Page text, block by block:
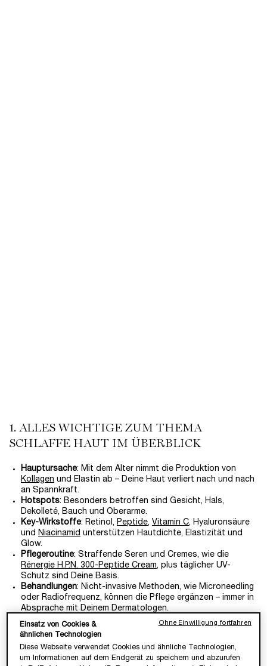
LOADING ...
1. ALLES WICHTIGE ZUM THEMA
SCHLAFFE HAUT IM ÜBERBLICK
Hauptursache: Mit dem Alter nimmt die Produktion von
Kollagen und Elastin ab – Deine Haut verliert nach und nach
an Spannkraft.
Hotspots: Besonders betroffen sind Gesicht, Hals,
Dekolleté, Bauch und Oberarme.
Key-Wirkstoffe: Retinol, Peptide, Vitamin C, Hyaluronsäure
und
Niacinamid unterstützen Hautdichte, Elastizität und
Glow.
Pflegeroutine: Straffende Seren und Cremes, wie die
Rénergie H.P.N. 300-Peptide Cream, plus täglicher UV-
Schutz sind Deine Basis.
Behandlungen: Nicht-invasive Methoden, wie Microneedling
oder Radiofrequenz, können die Pflege ergänzen – immer in
Absprache mit Deinem Dermatologen.
2. PLÖTZLICH SCHLAFFE HAUT: WAS SIND
DIE URSACHEN?
Einsatz von Cookies &
ähnlichen Technologien
Diese Webseite verwendet Cookies und ähnliche Technologien,
um Informationen auf dem Endgerät zu speichern und abzurufen
Ohne Einwilligung fortfahren